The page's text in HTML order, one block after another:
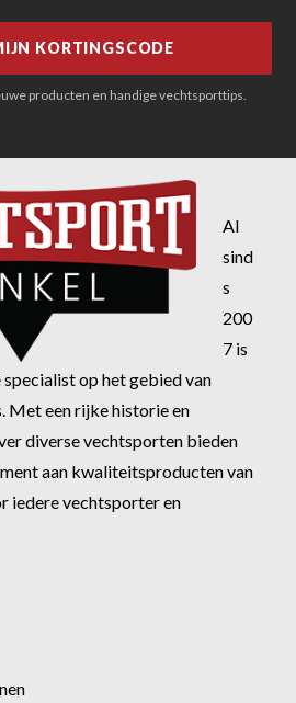
producten en handige vechtsporttips.
Al
sind
s
200
7 is
op het gebied van
Met een rijke historie en
diverse vechtsporten bieden
aan kwaliteitsproducten van
iedere vechtsporter en